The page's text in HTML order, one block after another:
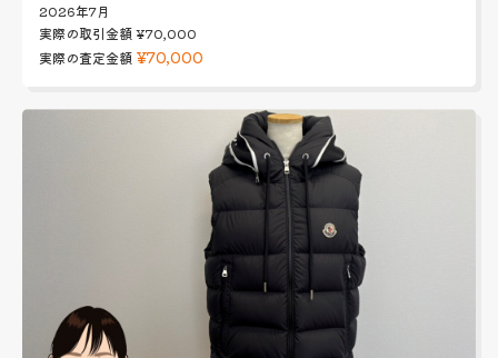
2026年7月
実際の取引金額¥70,000
実際の査定金額 ¥70,000